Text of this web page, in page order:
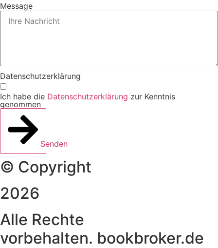
Message
Datenschutzerklärung
Ich habe die Datenschutzerklärung zur Kenntnis
genommen
Senden
© Copyright
2026
Alle Rechte
vorbehalten. bookbroker.de